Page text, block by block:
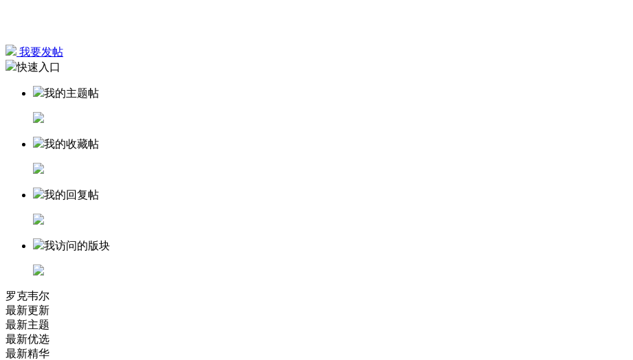
我要发帖
快速入口
我的主题帖
我的收藏帖
我的回复帖
我访问的版块
罗克韦尔
最新更新
最新主题
最新优选
最新精华